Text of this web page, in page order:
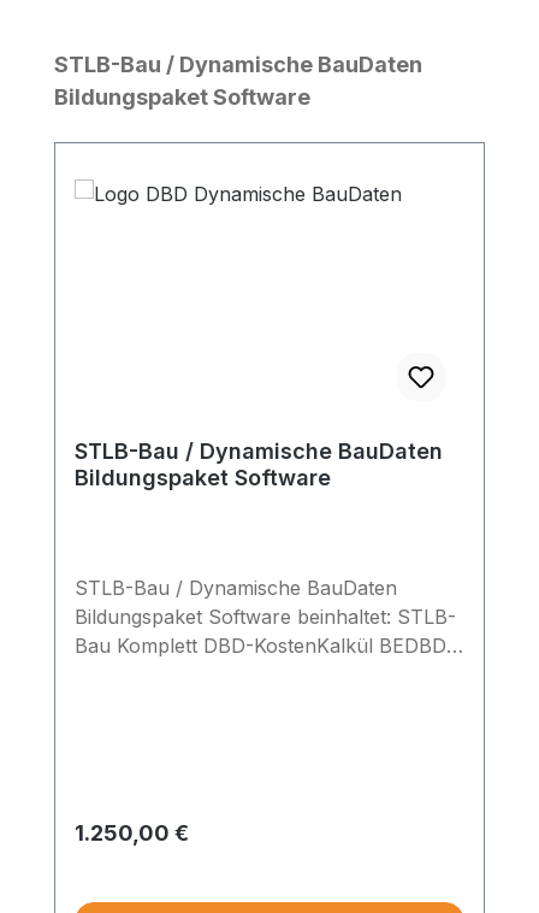
Produktgalerie überspringen
STLB-Bau / Dynamische BauDaten
Bildungspaket Software
STLB-Bau / Dynamische BauDaten
Bildungspaket Software
STLB-Bau / Dynamische BauDaten
Bildungspaket Software beinhaltet: STLB-
Bau Komplett DBD-KostenKalkül BEDBD-
widersprochen!
Regulärer Preis:
1.250,00 €